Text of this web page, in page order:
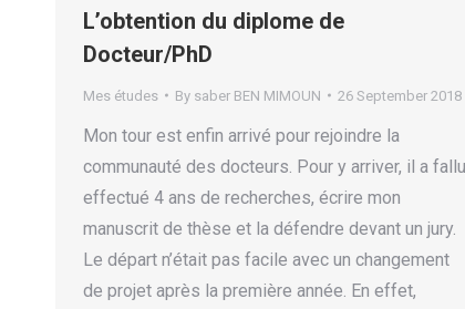
L’obtention du diplome de
Docteur/PhD
Mes études By saber BEN MIMOUN 26 September 2018
Mon tour est enfin arrivé pour rejoindre la
communauté des docteurs. Pour y arriver, il a fallu
effectué 4 ans de recherches, écrire mon
manuscrit de thèse et la défendre devant un jury.
Le départ n’était pas facile avec un changement
de projet après la première année. En effet,